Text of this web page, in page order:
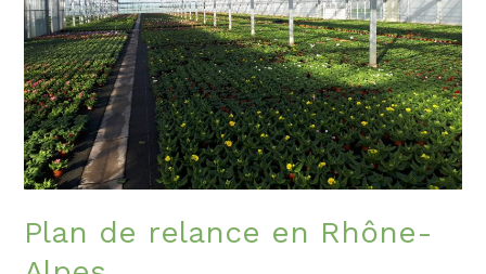
Plan de relance en Rhône-
Alpes